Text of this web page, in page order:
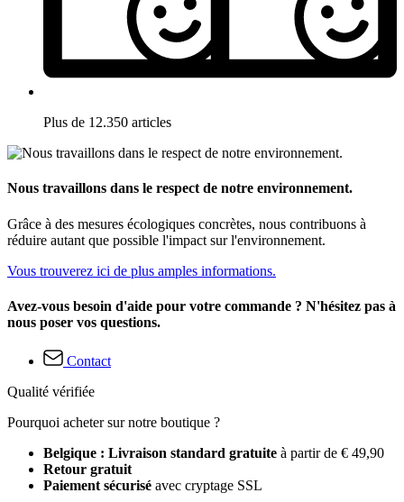
Plus de 12.350 articles
Nous travaillons dans le respect de notre environnement.
Grâce à des mesures écologiques concrètes, nous contribuons à
réduire autant que possible l'impact sur l'environnement.
Vous trouverez ici de plus amples informations.
Avez-vous besoin d'aide pour votre commande ? N'hésitez pas à
nous poser vos questions.
Contact
Qualité vérifiée
Pourquoi acheter sur notre boutique ?
Belgique : Livraison standard gratuite à partir de € 49,90
Retour gratuit
Paiement sécurisé avec cryptage SSL